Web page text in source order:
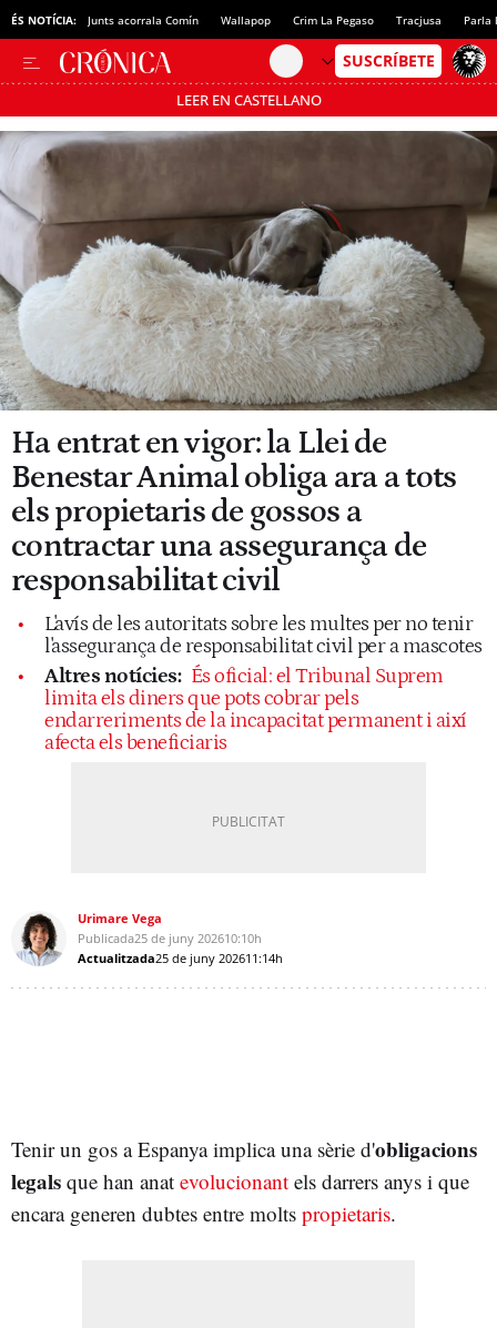
ÉS NOTÍCIA: Junts acorrala Comín Wallapop Crim La Pegaso Tracjusa Parla
LEER EN CASTELLANO
Passa’t al mode estalvi
Ha entrat en vigor: la Llei de
Benestar Animal obliga ara a tots
els propietaris de gossos a
contractar una assegurança de
responsabilitat civil
L'avís de les autoritats sobre les multes per no tenir
l'assegurança de responsabilitat civil per a mascotes
Altres notícies: És oficial: el Tribunal Suprem
limita els diners que pots cobrar pels
endarreriments de la incapacitat permanent i així
afecta els beneficiaris
Urimare Vega
Publicada25 de juny 202610:10h
Actualitzada25 de juny 202611:14h
Tenir un gos a Espanya implica una sèrie d'obligacions
legals que han anat evolucionant els darrers anys i que
encara generen dubtes entre molts propietaris.